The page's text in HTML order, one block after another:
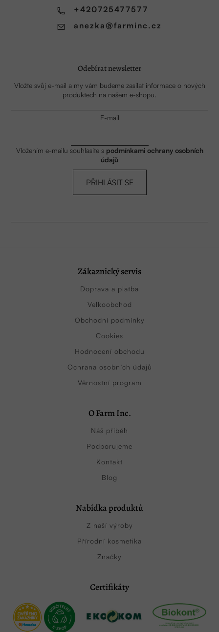
anezka @farminc.cz
+420725477577
Odebírat newsletter
Vložte svůj e-mail a my vám budeme zasílat informace o nových
produktech na našem e-shopu.
E-mail
Vložením e-mailu souhlasíte s podmínkami ochrany osobních
údajů
PŘIHLÁSIT SE
Zákaznický servis
Doprava a platba
Velkoobchod
Obchodní podmínky
Cookies
Hodnocení obchodu
Ochrana osobních údajů
Věrnostní program
O Farm Inc.
Náš příběh
Podporujeme
Kontakt
Blog
Nabídka produktů
Z naší výroby
Přírodní kosmetika
Značky
Certifikáty